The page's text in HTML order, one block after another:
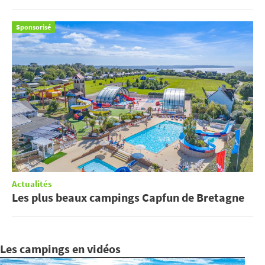
Sponsorisé
Actualités
Les plus beaux campings Capfun de Bretagne
Les campings en vidéos